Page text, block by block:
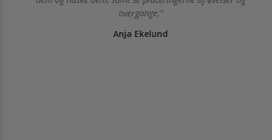
overgange.
Anja Ekelund